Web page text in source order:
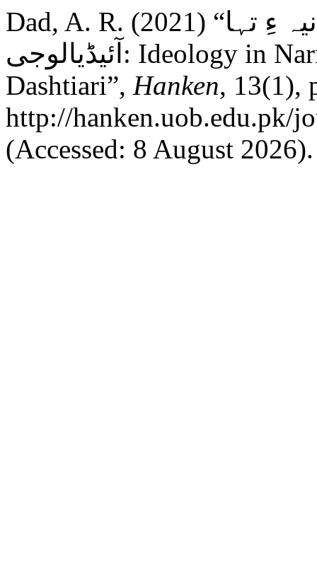
Dad, A. R. (2021) “صبادشتیاری ءِ آزمانکانی بیانیہ ءِ تہا
آئیڈیالوجی: Ideology in Narrative Short stories of Saba
Dashtiari”, Hanken, 13(1),
http://hanken.uob.edu.pk/
(Accessed: 8 August 2026).